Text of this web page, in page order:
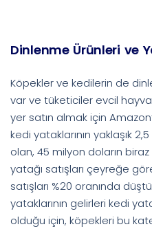
Dinlenme Ürünleri ve
Köpekler ve kedilerin de
var ve tüketiciler evcil
yer satın almak için
kedi yataklarının yaklaşık
olan, 45 milyon doların
yatağı satışları çeyreğe
satışları %20 oranında
yataklarının gelirleri kedi
olduğu için, köpekleri bu